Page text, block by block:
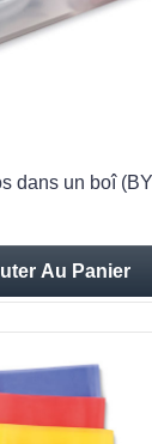
dans un boî
Au Panier